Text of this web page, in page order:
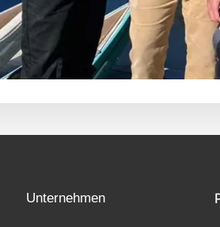
Unternehmen